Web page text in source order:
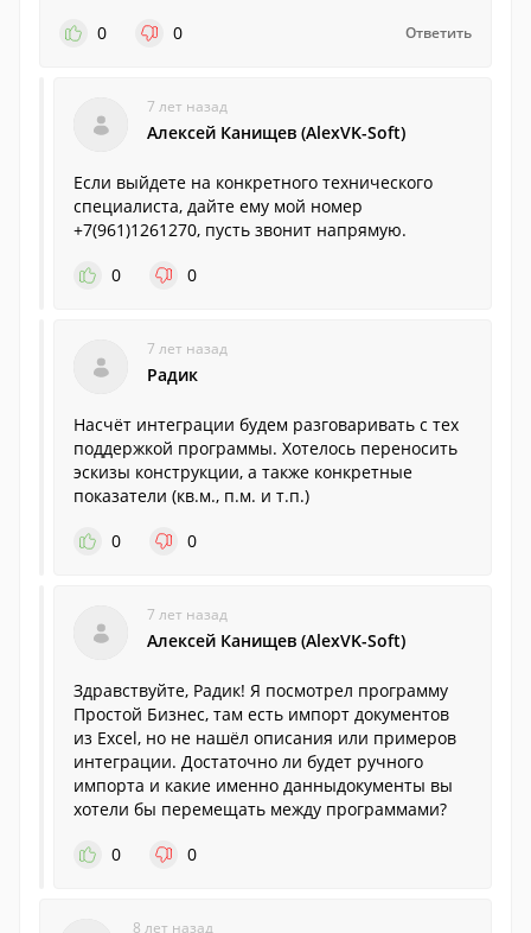
0
0 Ответить
7 лет назад
Алексей Канищев (AlexVK-Soft)
Если выйдете на конкретного технического
специалиста, дайте ему мой номер
+7(961)1261270, пусть звонит напрямую.
0
0
7 лет назад
Радик
Насчёт интеграции будем разговаривать с тех
поддержкой программы. Хотелось переносить
эскизы конструкции, а также конкретные
показатели (кв.м., п.м. и т.п.)
0
0
7 лет назад
Алексей Канищев (AlexVK-Soft)
Здравствуйте, Радик! Я посмотрел программу
Простой Бизнес, там есть импорт документов
из Excel, но не нашёл описания или примеров
интеграции. Достаточно ли будет ручного
импорта и какие именно данныдокументы вы
хотели бы перемещать между программами?
0
0
8 лет назад